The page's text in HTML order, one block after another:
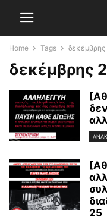
Home Tags
δεκέμβρης
25